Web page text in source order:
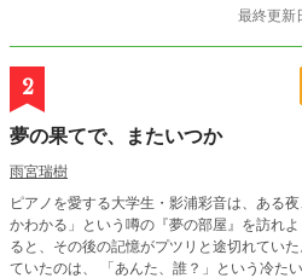
最終更新
2
夢の果てで、またいつか
雨宮瑞樹
ピアノを愛する大学生・影浦彩音は、ある
かわかる」という噂の『夢の部屋』を訪れ
ると、その後の記憶がプツリと途切れていた。 そして、その後彩音が待ち
ていたのは、 「あんた、誰？」という冷た